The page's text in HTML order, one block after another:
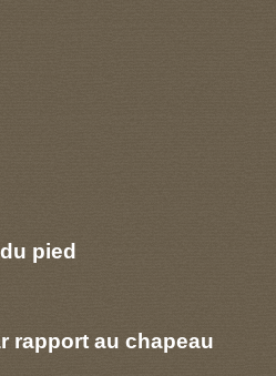
pied
rapport au chapeau